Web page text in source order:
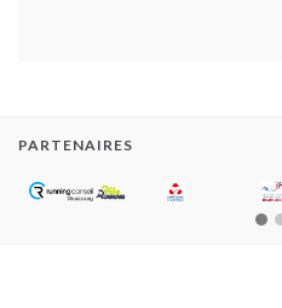
PARTENAIRES